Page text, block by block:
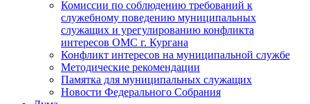
Комиссии по соблюдению требований к
служебному поведению муниципальных
служащих и урегулированию конфликта
интересов ОМС г. Кургана
Конфликт интересов на муниципальной службе
Методические рекомендации
Памятка для муниципальных служащих
Новости Федерального Cобрания